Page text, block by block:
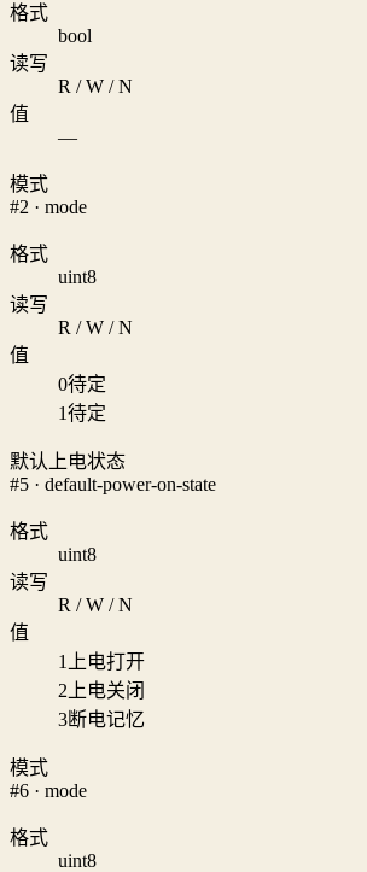
格式
bool
读写
R / W / N
值
—
模式
#2 · mode
格式
uint8
读写
R / W / N
值
0待定
1待定
默认上电状态
#5 · default-power-on-state
格式
uint8
读写
R / W / N
值
1
上电打开
2 上电关闭
3断电记忆
模式
#6 · mode
格式
uint8